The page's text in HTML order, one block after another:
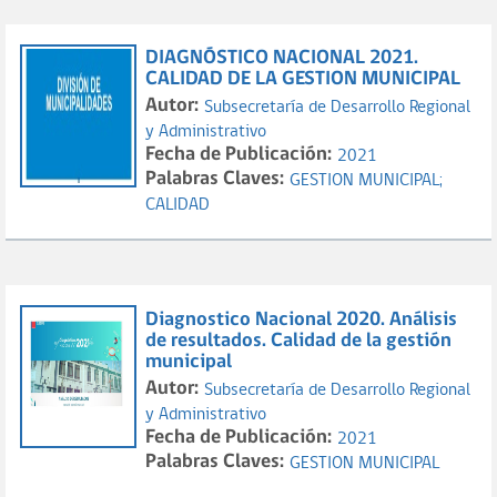
DIAGNÓSTICO NACIONAL 2021.
CALIDAD DE LA GESTION MUNICIPAL
Autor: Subsecretaría de Desarrollo Regional
y Administrativo
Fecha de Publicación: 2021
Palabras Claves: GESTION MUNICIPAL;
CALIDAD
Diagnostico Nacional 2020. Análisis
de resultados. Calidad de la gestión
municipal
Autor: Subsecretaría de Desarrollo Regional
y Administrativo
Fecha de Publicación: 2021
Palabras Claves: GESTION MUNICIPAL